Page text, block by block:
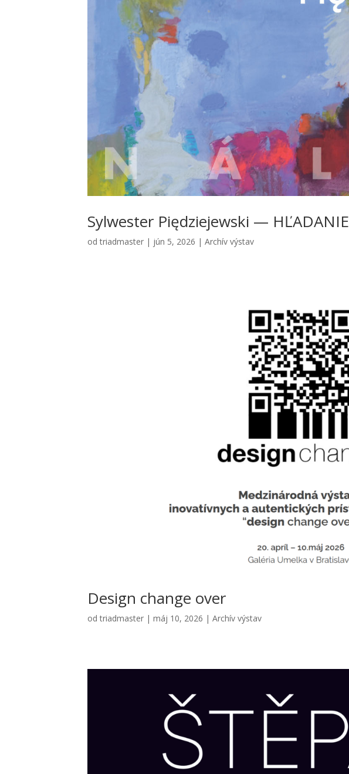
Sylwes­ter Piędzie­je­ws­ki — HĽADANIE
odtriadmaster | jún 5, 2026 |Archív výstav
Design chan­ge over
odtriadmaster |máj 10, 2026 |Archív výstav